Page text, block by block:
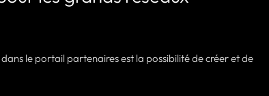
le portail partenaires est la possibilité de créer et de